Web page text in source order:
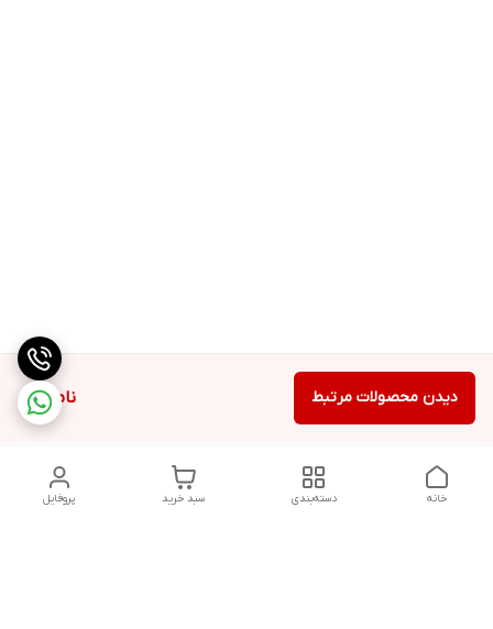
ناموجود دیدن محصولات مرتبط
پروفایل سبد خرید دسته‌بندی خانه